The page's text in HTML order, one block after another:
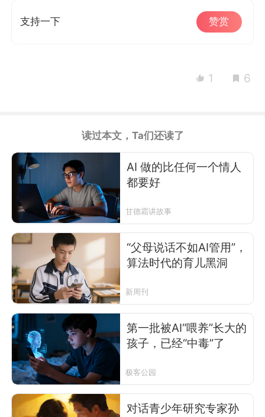
支持一下 赞赏
1 6
读过本文，Ta们还读了
AI 做的比任何一个情人
都要好
甘德霜讲故事
“父母说话不如AI管用”，
算法时代的育儿黑洞
新周刊
第一批被AI“喂养”长大的
孩子，已经“中毒”了
极客公园
对话青少年研究专家孙